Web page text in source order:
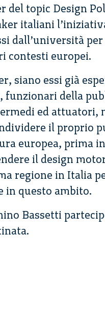
del topic Design
italiani
dall’università
contesti europei.
siano essi già
funzionari della
ed attuatori,
il proprio
europea, prima
il design
regione in Italia
in questo ambito.
Bassetti